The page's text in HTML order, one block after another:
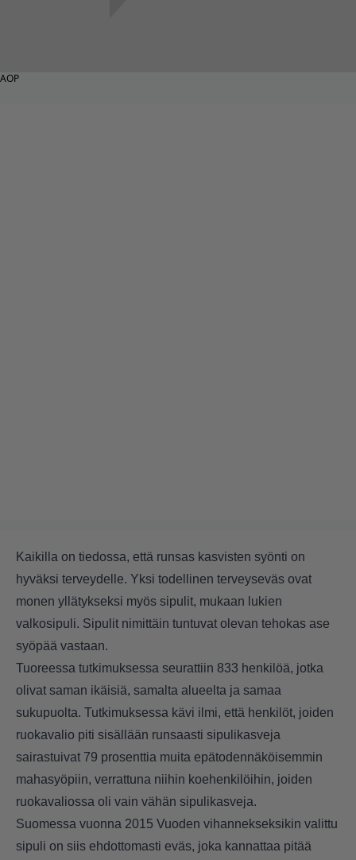
AOP
Kaikilla on tiedossa, että runsas kasvisten syönti on
hyväksi terveydelle. Yksi todellinen terveyseväs ovat
monen yllätykseksi myös sipulit, mukaan lukien
valkosipuli. Sipulit nimittäin tuntuvat olevan tehokas ase
syöpää vastaan.
Tuoreessa tutkimuksessa seurattiin 833 henkilöä, jotka
olivat saman ikäisiä, samalta alueelta ja samaa
sukupuolta. Tutkimuksessa kävi ilmi, että henkilöt, joiden
ruokavalio piti sisällään runsaasti sipulikasveja
sairastuivat 79 prosenttia muita epätodennäköisemmin
mahasyöpiin, verrattuna niihin koehenkilöihin, joiden
ruokavaliossa oli vain vähän sipulikasveja.
Suomessa vuonna 2015 Vuoden vihannekseksikin valittu
sipuli on siis ehdottomasti eväs, joka kannattaa pitää